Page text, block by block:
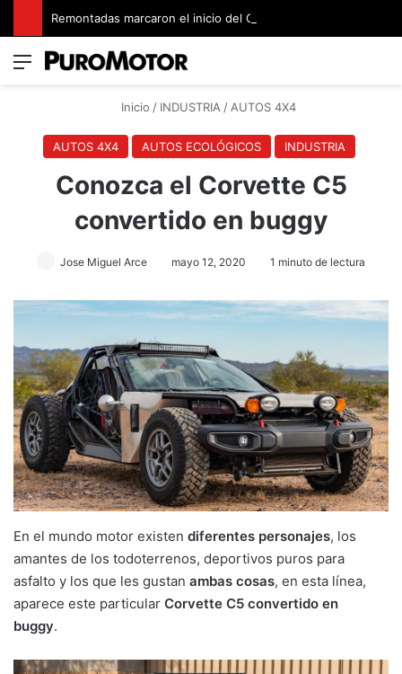
Menú
Inicio / INDUSTRIA/AUTOS 4X4
AUTOS 4X4 AUTOS ECOLÓGICOS INDUSTRIA
Conozca el Corvette C5
convertido en buggy
Jose Miguel Arce mayo 12, 2020 1 minuto de lectura
En el mundo motor existen diferentes personajes, los
amantes de los todoterrenos, deportivos puros para
asfalto y los que les gustan ambas cosas, en esta línea,
aparece este particular Corvette C5 convertido en
buggy.